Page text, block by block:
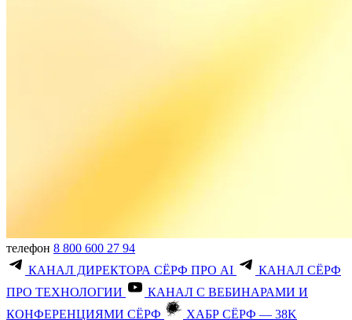
телефон 8 800 600 27 94
КАНАЛ ДИРЕКТОРА СЁРФ ПРО AI
КАНАЛ СЁРФ
ПРО ТЕХНОЛОГИИ
КАНАЛ С ВЕБИНАРАМИ И
КОНФЕРЕНЦИЯМИ СЁРФ
ХАБР СЁРФ — 38K